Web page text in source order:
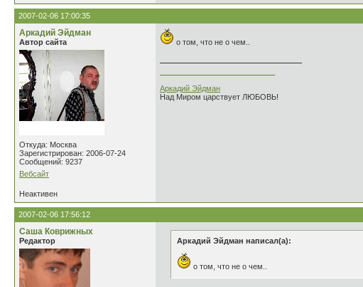
2007-02-06 17:00:35
Аркадий Эйдман
Автор сайта
Откуда: Москва
Зарегистрирован: 2006-07-24
Сообщений: 9237
Вебсайт
о том, что не о чем..
Аркадий Эйдман
Над Миром царствует ЛЮБОВЬ!
Неактивен
2007-02-06 17:56:12
Саша Коврижных
Редактор Аркадий Эйдман написал(а):
о том, что не о чем..